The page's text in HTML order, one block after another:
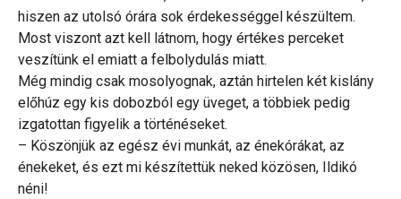
hiszen az utolsó órára sok érdekességgel készültem.
Most viszont azt kell látnom, hogy értékes perceket
veszítünk el emiatt a felbolydulás miatt.
Még mindig csak mosolyognak, aztán hirtelen két kislány
előhúz egy kis dobozból egy üveget, a többiek pedig
izgatottan figyelik a történéseket.
– Köszönjük az egész évi munkát, az énekórákat, az
énekeket, és ezt mi készítettük neked közösen, Ildikó
néni!